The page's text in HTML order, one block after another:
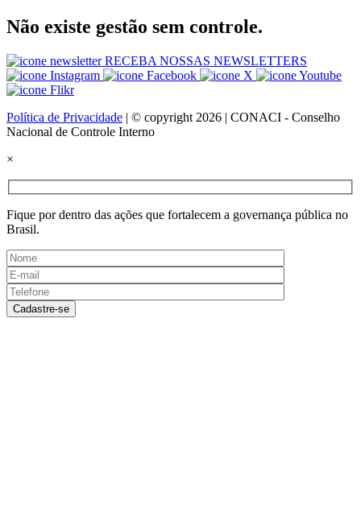
Não existe gestão sem controle.
RECEBA NOSSAS NEWSLETTERS
Política de Privacidade | © copyright 2026 | CONACI - Conselho
Nacional de Controle Interno
×
Fique por dentro das ações que fortalecem a governança pública no
Brasil.